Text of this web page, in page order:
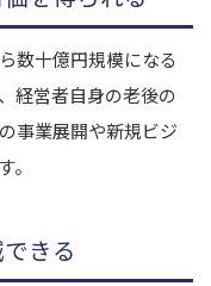
数十億円規模になる
経営者自身の老後の
事業展開や新規ビジ
。
きる